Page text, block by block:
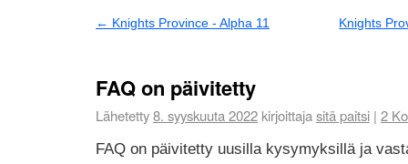
← Knights Province - Alpha 11 Knights
FAQ on päivitetty
Lähetetty8. syyskuuta 2022 kirjoittajasitä paitsi | 2
FAQ on päivitetty uusilla kysymyksillä ja